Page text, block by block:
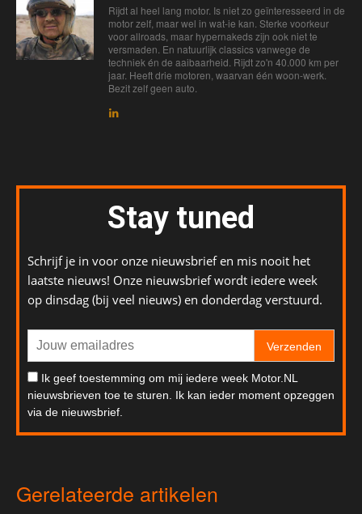
Rijdt al heel lang motor. Is niet zo geïnteresseerd in de
motor zelf, maar wel in wat-ie kan. Sterke voorkeur
voor allroads, maar hypernakeds zijn ook niet te
versmaden. En natuurlijk classics vanwege de
techniek én de aaibaarheid. Rijdt zo'n 40.000 km per
jaar. Heeft drie motoren, waarvan één woon-werk.
Bezit zelf geen auto.
Stay tuned
Schrijf je in voor onze nieuwsbrief en mis nooit het
laatste nieuws! Onze nieuwsbrief wordt iedere week
op dinsdag (bij veel nieuws) en donderdag verstuurd.
Verzenden
Ik geef toestemming om mij iedere week Motor.NL
nieuwsbrieven toe te sturen. Ik kan ieder moment opzeggen
via de nieuwsbrief.
Gerelateerde artikelen